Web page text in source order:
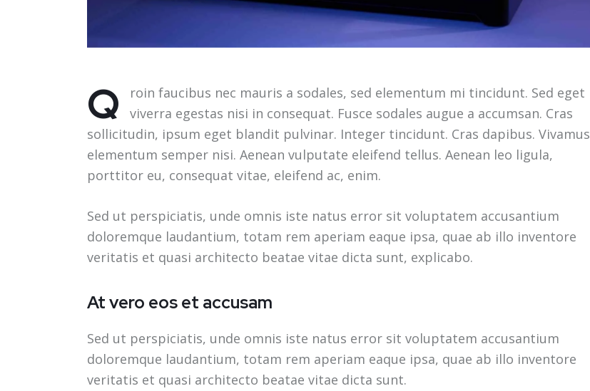
Q
roin faucibus nec mauris a sodales, sed elementum mi tincidunt. Sed eget
viverra egestas nisi in consequat. Fusce sodales augue a accumsan. Cras
sollicitudin, ipsum eget blandit pulvinar. Integer tincidunt. Cras dapibus. Vivamus
elementum semper nisi. Aenean vulputate eleifend tellus. Aenean leo ligula,
porttitor eu, consequat vitae, eleifend ac, enim.
Sed ut perspiciatis, unde omnis iste natus error sit voluptatem accusantium
doloremque laudantium, totam rem aperiam eaque ipsa, quae ab illo inventore
veritatis et quasi architecto beatae vitae dicta sunt, explicabo.
At vero eos et accusam
Sed ut perspiciatis, unde omnis iste natus error sit voluptatem accusantium
doloremque laudantium, totam rem aperiam eaque ipsa, quae ab illo inventore
veritatis et quasi architecto beatae vitae dicta sunt.